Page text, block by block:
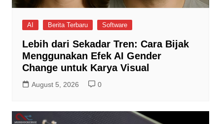
AI Berita Terbaru Software
Lebih dari Sekadar Tren: Cara Bijak
Menggunakan Efek AI Gender
Change untuk Karya Visual
August 5, 2026 0